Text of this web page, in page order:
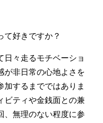
好きですか？
々走るモチベーショ
が非日常の心地よさを
するまでではありま
ビティや金銭面との兼
、無理のない程度に参